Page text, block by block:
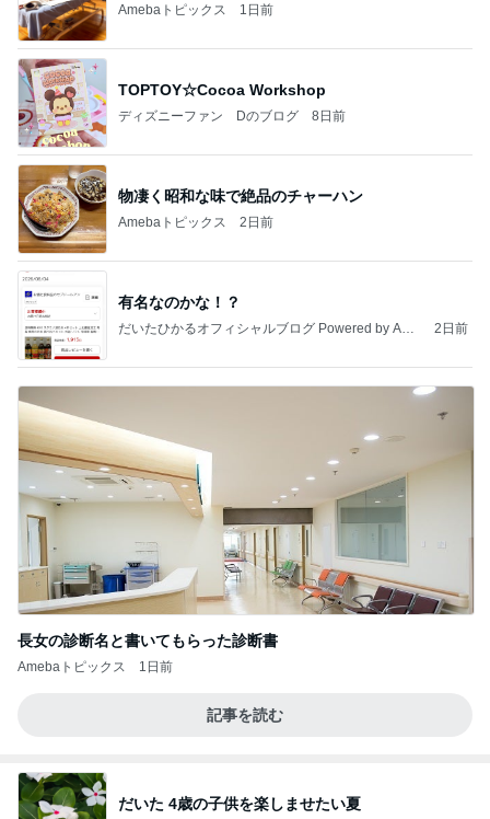
Amebaトピックス 1日前
TOPTOY☆Cocoa Workshop
ディズニーファン Dのブログ 8日前
物凄く昭和な味で絶品のチャーハン
Amebaトピックス 2日前
有名なのかな！？
だいたひかるオフィシャルブログ Powered by Ame
2日前
長女の診断名と書いてもらった診断書
Amebaトピックス 1日前
記事を読む
だいた 4歳の子供を楽しませたい夏